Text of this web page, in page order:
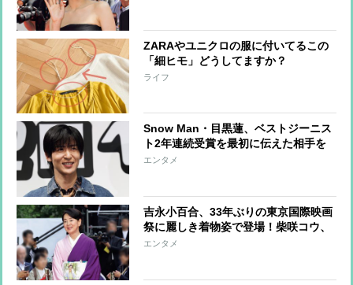
ZARAやユニクロの服に付いてるこの
「細ヒモ」どうしてますか？
ライフ
Snow Man・目黒蓮、ベストジーニス
ト2年連続受賞を最初に伝えた相手を
告白「喜んでくれていました」
エンタメ
吉永小百合、33年ぶりの東京国際映画
祭に麗しき着物姿で登場！柴咲コウ、
満島ひかり、川口春奈らはハートポー
エンタメ